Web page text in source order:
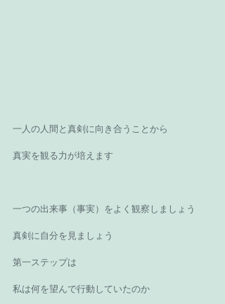
一人の人間と真剣に向き合うことから
真実を観る力が培えます
一つの出来事（事実）をよく観察しましょう
真剣に自分を見ましょう
第一ステップは
私は何を望んで行動していたのか